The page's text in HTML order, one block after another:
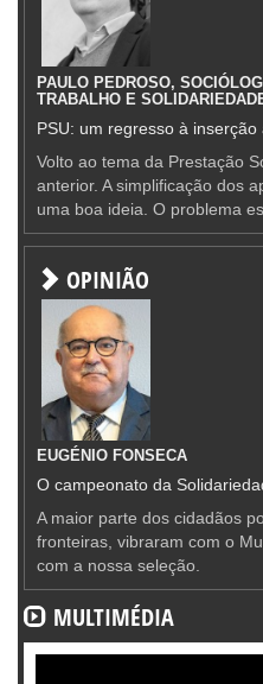
PAULO PEDROSO,
TRABALHO E
PSU: um regresso à
Volto ao tema da Prestação
anterior. A simplificação dos
uma boa ideia. O problema
OPINIÃO
EUGÉNIO FONSECA
O campeonato da
A maior parte dos cidadãos
fronteiras, vibraram com o
com a nossa seleção.
MULTIMÉDIA